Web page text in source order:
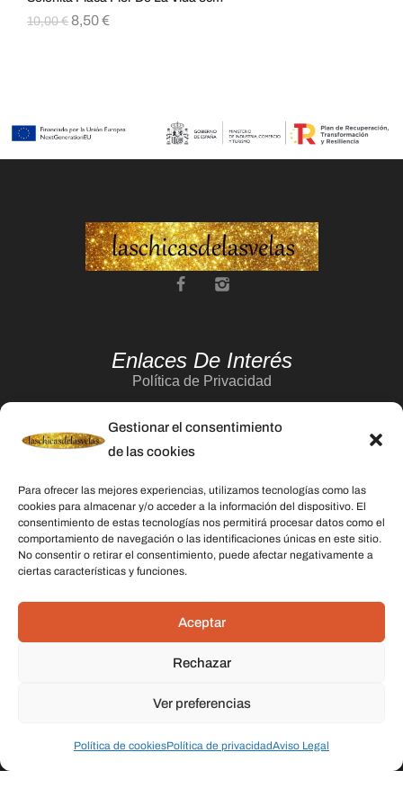
Gestionar el consentimiento
de las cookies
Para ofrecer las mejores experiencias, utilizamos tecnologías como las
cookies para almacenar y/o acceder a la información del dispositivo. El
consentimiento de estas tecnologías nos permitirá procesar datos como el
comportamiento de navegación o las identificaciones únicas en este sitio.
No consentir o retirar el consentimiento, puede afectar negativamente a
ciertas características y funciones.
Aceptar
Rechazar
Ver preferencias
Política de cookiesPolítica de privacidadAviso Legal
10,00€ 8,50€
Enlaces De Interés
Política de Privacidad
Política de Cookies
Categorías
Velas
Aceites esenciales
Aguas rituales y colonias
Dirección: C/ Stella Maris, 20 50015 Zaragoza